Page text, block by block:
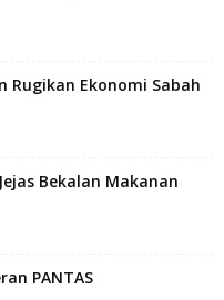
Rugikan Ekonomi Sabah
Bekalan Makanan
PANTAS